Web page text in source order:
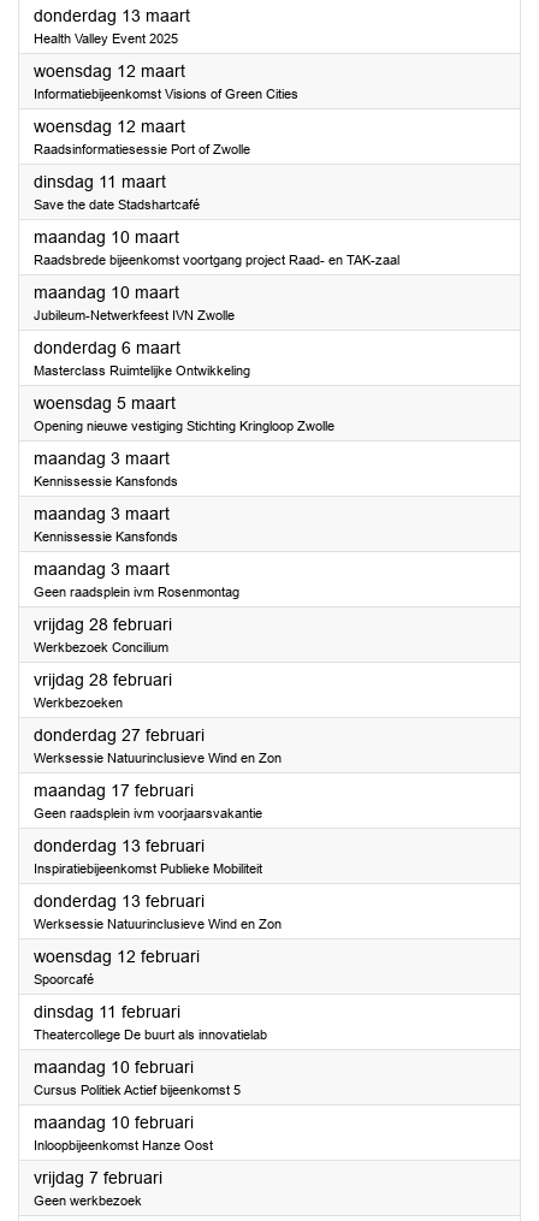
donderdag 13 maart2025
Health Valley Event 2025
woensdag 12 maart2025
Informatiebijeenkomst Visions of Green Cities
woensdag 12 maart2025
Raadsinformatiesessie Port of Zwolle
dinsdag 11 maart2025
Save the date Stadshartcafé
maandag 10 maart2025
Raadsbrede bijeenkomst voortgang project Raad- en TAK-zaal
maandag 10 maart2025
Jubileum-Netwerkfeest IVN Zwolle
donderdag 6 maart2025
Masterclass Ruimtelijke Ontwikkeling
woensdag 5 maart2025
Opening nieuwe vestiging Stichting Kringloop Zwolle
maandag 3 maart2025
Kennissessie Kansfonds
maandag 3 maart2025
Kennissessie Kansfonds
maandag 3 maart2025
Geen raadsplein ivm Rosenmontag
vrijdag 28 februari2025
Werkbezoek Concilium
vrijdag 28 februari2025
Werkbezoeken
donderdag 27 februari2025
Werksessie Natuurinclusieve Wind en Zon
maandag 17 februari2025
Geen raadsplein ivm voorjaarsvakantie
donderdag 13 februari2025
Inspiratiebijeenkomst Publieke Mobiliteit
donderdag 13 februari2025
Werksessie Natuurinclusieve Wind en Zon
woensdag 12 februari2025
Spoorcafé
dinsdag 11 februari2025
Theatercollege De buurt als innovatielab
maandag 10 februari2025
Cursus Politiek Actief bijeenkomst 5
maandag 10 februari2025
Inloopbijeenkomst Hanze Oost
vrijdag 7 februari2025
Geen werkbezoek